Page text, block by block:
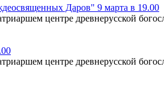
Даров" 9 марта в 19.00
центре древнерусской
центре древнерусской